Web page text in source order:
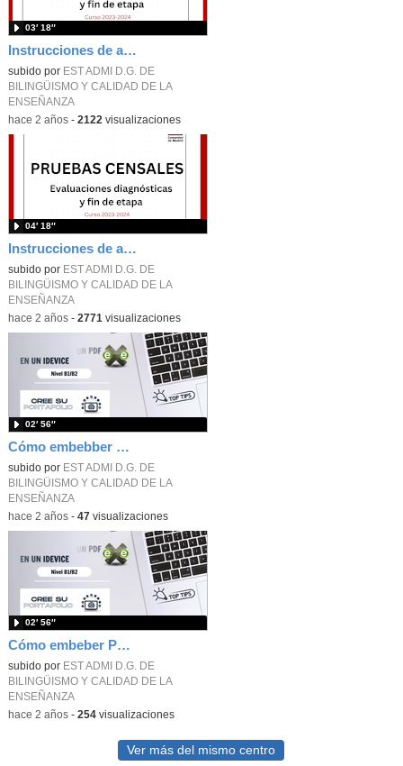
Instrucciones de aplicación de pruebas censales. Parte 2. Descarga de materiales. Curso 2023-2024.
subido por EST ADMI D.G. DE
BILINGÜISMO Y CALIDAD DE LA
ENSEÑANZA
03′ 18″
-hace 2 años- 2122 visualizaciones
Instrucciones de aplicación de pruebas censales. Parte 1. Acceso y configuración. Curso 2023-2024
subido por EST ADMI D.G. DE
BILINGÜISMO Y CALIDAD DE LA
ENSEÑANZA
04′ 18″
-hace 2 años- 2771 visualizaciones
Cómo embebber PDFs en eXeLearning
subido por EST ADMI D.G. DE
BILINGÜISMO Y CALIDAD DE LA
ENSEÑANZA
02′ 56″
-hace 2 años- 47 visualizaciones
Cómo embeber PDFs en un iDevice en eXeLearning
subido por EST ADMI D.G. DE
BILINGÜISMO Y CALIDAD DE LA
ENSEÑANZA
02′ 56″
-hace 2 años- 254visualizaciones
Ver más del mismo centro